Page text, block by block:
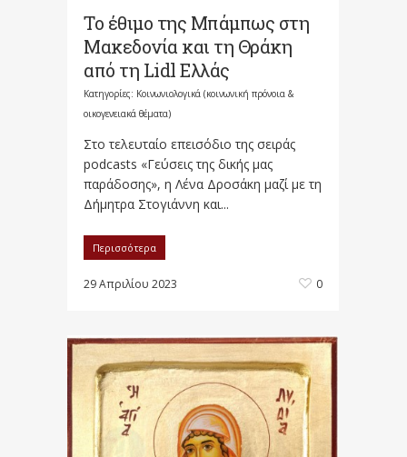
Το έθιμο της Μπάμπως στη
Μακεδονία και τη Θράκη
από τη Lidl Ελλάς
Κατηγορίες: Κοινωνιολογικά (κοινωνική πρόνοια &
οικογενειακά θέματα)
Στο τελευταίο επεισόδιο της σειράς
podcasts «Γεύσεις της δικής μας
παράδοσης», η Λένα Δροσάκη μαζί με τη
Δήμητρα Στογιάννη και...
Περισσότερα
29 Απριλίου 2023 0